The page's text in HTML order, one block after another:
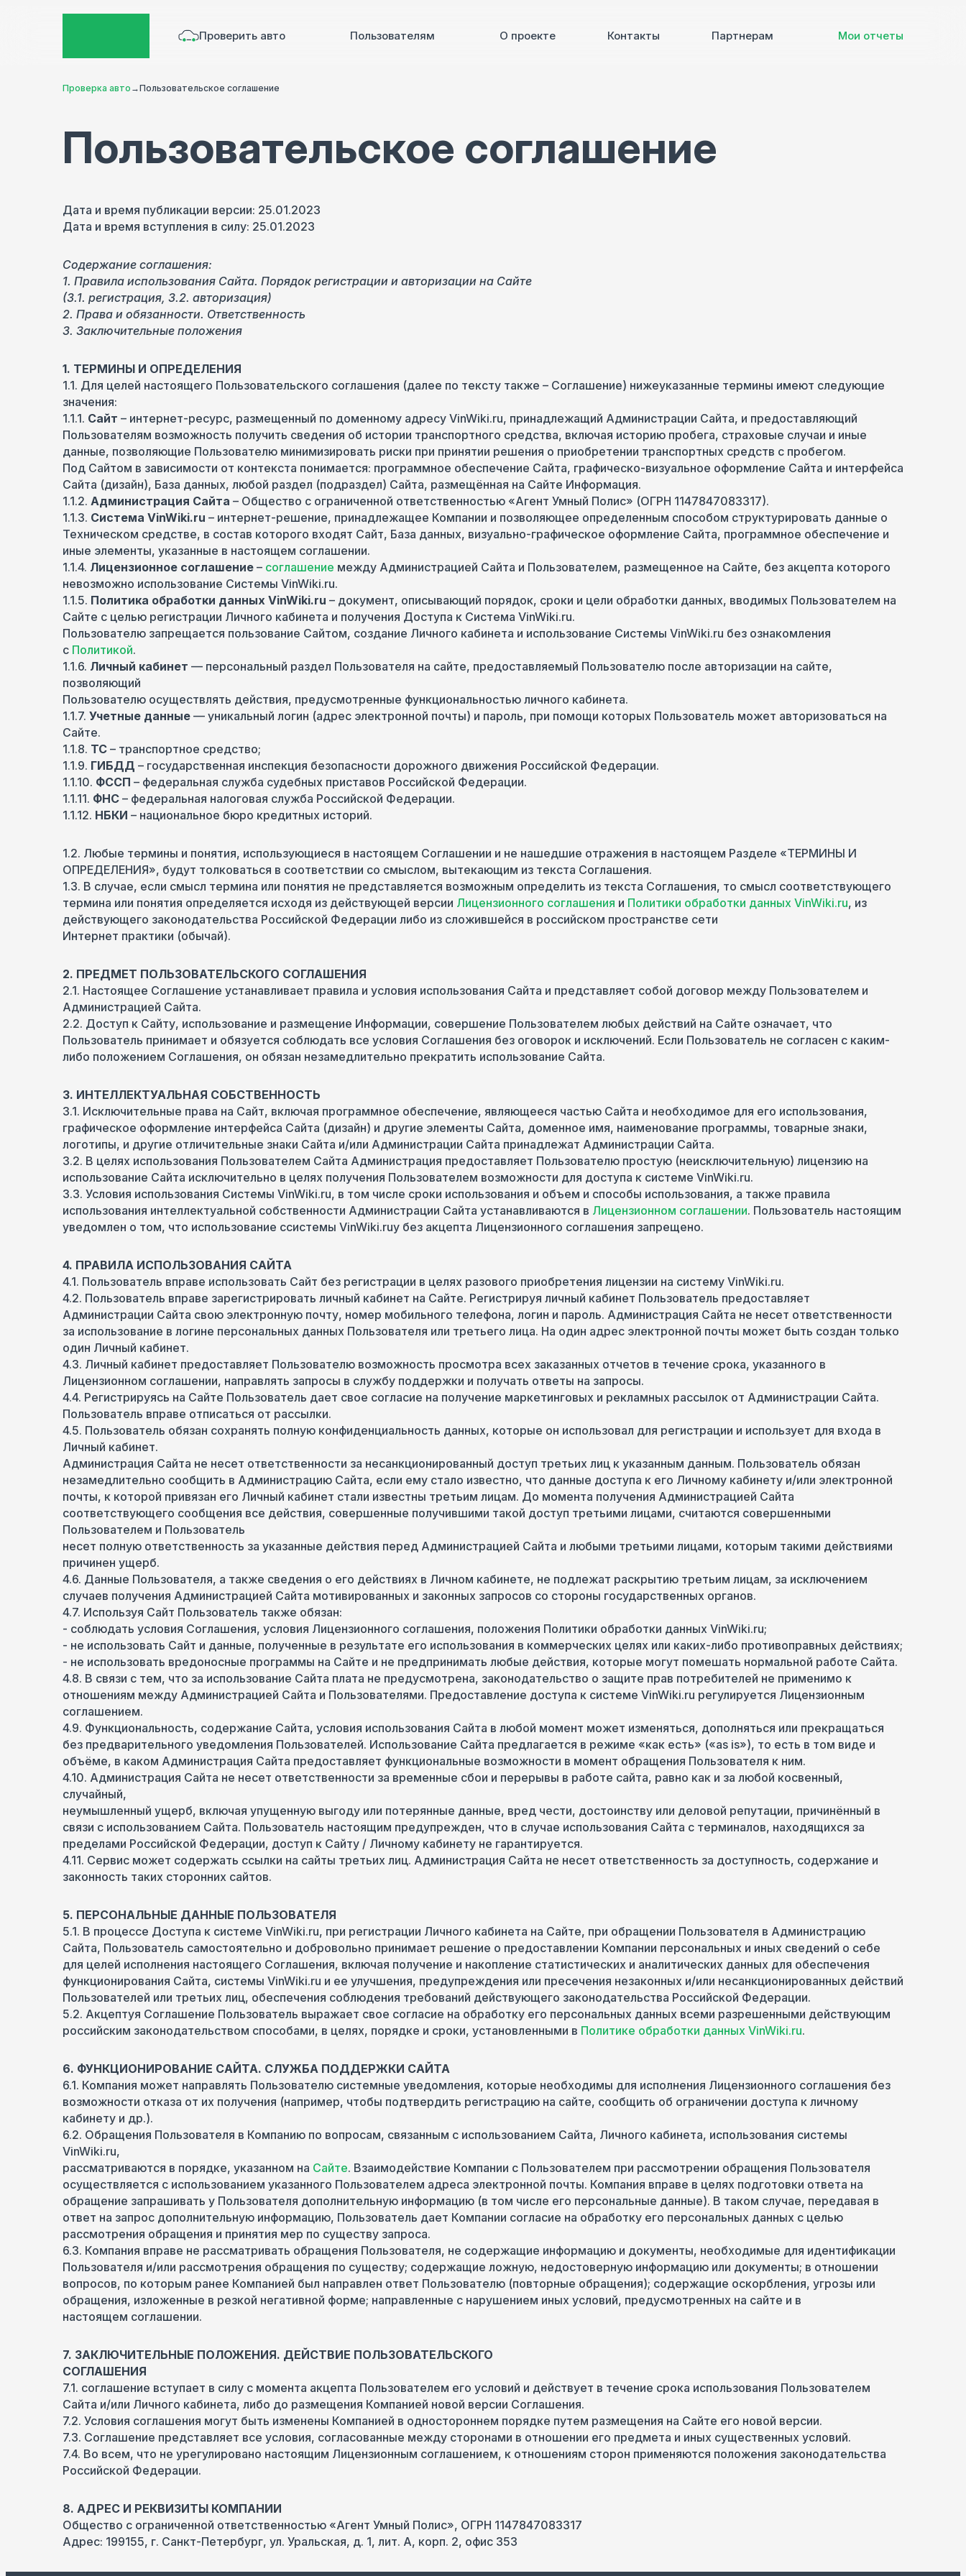
Проверить авто Пользователям О проекте Контакты Партнерам Мои отчеты
Проверка авто →Пользовательское соглашение
Пользовательское соглашение
Дата и время публикации версии: 25.01.2023
Дата и время вступления в силу: 25.01.2023
Содержание соглашения:
1. Правила использования Сайта. Порядок регистрации и авторизации на Сайте
(3.1. регистрация, 3.2. авторизация)
2. Права и обязанности. Ответственность
3. Заключительные положения
1. ТЕРМИНЫ И ОПРЕДЕЛЕНИЯ
1.1. Для целей настоящего Пользовательского соглашения (далее по тексту также – Соглашение) нижеуказанные термины имеют следующие
значения:
1.1.1. Сайт – интернет-ресурс, размещенный по доменному адресу VinWiki.ru, принадлежащий Администрации Сайта, и предоставляющий
Пользователям возможность получить сведения об истории транспортного средства, включая историю пробега, страховые случаи и иные
данные, позволяющие Пользователю минимизировать риски при принятии решения о приобретении транспортных средств с пробегом.
Под Сайтом в зависимости от контекста понимается: программное обеспечение Сайта, графическо-визуальное оформление Сайта и интерфейса
Сайта (дизайн), База данных, любой раздел (подраздел) Сайта, размещённая на Сайте Информация.
1.1.2. Администрация Сайта – Общество с ограниченной ответственностью «Агент Умный Полис» (ОГРН 1147847083317).
1.1.3. Система VinWiki.ru – интернет-решение, принадлежащее Компании и позволяющее определенным способом структурировать данные о
Техническом средстве, в состав которого входят Сайт, База данных, визуально-графическое оформление Сайта, программное обеспечение и
иные элементы, указанные в настоящем соглашении.
1.1.4. Лицензионное соглашение – соглашение между Администрацией Сайта и Пользователем, размещенное на Сайте, без акцепта которого
невозможно использование Системы VinWiki.ru.
1.1.5. Политика обработки данных VinWiki.ru – документ, описывающий порядок, сроки и цели обработки данных, вводимых Пользователем на
Сайте с целью регистрации Личного кабинета и получения Доступа к Система VinWiki.ru.
Пользователю запрещается пользование Сайтом, создание Личного кабинета и использование Системы VinWiki.ru без ознакомления
с Политикой.
1.1.6. Личный кабинет — персональный раздел Пользователя на сайте, предоставляемый Пользователю после авторизации на сайте,
позволяющий
Пользователю осуществлять действия, предусмотренные функциональностью личного кабинета.
1.1.7. Учетные данные — уникальный логин (адрес электронной почты) и пароль, при помощи которых Пользователь может авторизоваться на
Сайте.
1.1.8. ТС – транспортное средство;
1.1.9. ГИБДД – государственная инспекция безопасности дорожного движения Российской Федерации.
1.1.10. ФССП – федеральная служба судебных приставов Российской Федерации.
1.1.11. ФНС – федеральная налоговая служба Российской Федерации.
1.1.12. НБКИ – национальное бюро кредитных историй.
1.2. Любые термины и понятия, использующиеся в настоящем Соглашении и не нашедшие отражения в настоящем Разделе «ТЕРМИНЫ И
ОПРЕДЕЛЕНИЯ», будут толковаться в соответствии со смыслом, вытекающим из текста Соглашения.
1.3. В случае, если смысл термина или понятия не представляется возможным определить из текста Соглашения, то смысл соответствующего
термина или понятия определяется исходя из действующей версии Лицензионного соглашения и Политики обработки данных VinWiki.ru, из
действующего законодательства Российской Федерации либо из сложившейся в российском пространстве сети
Интернет практики (обычай).
2. ПРЕДМЕТ ПОЛЬЗОВАТЕЛЬСКОГО СОГЛАШЕНИЯ
2.1. Настоящее Соглашение устанавливает правила и условия использования Сайта и представляет собой договор между Пользователем и
Администрацией Сайта.
2.2. Доступ к Сайту, использование и размещение Информации, совершение Пользователем любых действий на Сайте означает, что
Пользователь принимает и обязуется соблюдать все условия Соглашения без оговорок и исключений. Если Пользователь не согласен с каким-
либо положением Соглашения, он обязан незамедлительно прекратить использование Сайта.
3. ИНТЕЛЛЕКТУАЛЬНАЯ СОБСТВЕННОСТЬ
3.1. Исключительные права на Сайт, включая программное обеспечение, являющееся частью Сайта и необходимое для его использования,
графическое оформление интерфейса Сайта (дизайн) и другие элементы Сайта, доменное имя, наименование программы, товарные знаки,
логотипы, и другие отличительные знаки Сайта и/или Администрации Сайта принадлежат Администрации Сайта.
3.2. В целях использования Пользователем Сайта Администрация предоставляет Пользователю простую (неисключительную) лицензию на
использование Сайта исключительно в целях получения Пользователем возможности для доступа к системе VinWiki.ru.
3.3. Условия использования Системы VinWiki.ru, в том числе сроки использования и объем и способы использования, а также правила
использования интеллектуальной собственности Администрации Сайта устанавливаются в Лицензионном соглашении. Пользователь настоящим
уведомлен о том, что использование cсистемы VinWiki.ruy без акцепта Лицензионного соглашения запрещено.
4. ПРАВИЛА ИСПОЛЬЗОВАНИЯ САЙТА
4.1. Пользователь вправе использовать Сайт без регистрации в целях разового приобретения лицензии на систему VinWiki.ru.
4.2. Пользователь вправе зарегистрировать личный кабинет на Сайте. Регистрируя личный кабинет Пользователь предоставляет
Администрации Сайта свою электронную почту, номер мобильного телефона, логин и пароль. Администрация Сайта не несет ответственности
за использование в логине персональных данных Пользователя или третьего лица. На один адрес электронной почты может быть создан только
один Личный кабинет.
4.3. Личный кабинет предоставляет Пользователю возможность просмотра всех заказанных отчетов в течение срока, указанного в
Лицензионном соглашении, направлять запросы в службу поддержки и получать ответы на запросы.
4.4. Регистрируясь на Сайте Пользователь дает свое согласие на получение маркетинговых и рекламных рассылок от Администрации Сайта.
Пользователь вправе отписаться от рассылки.
4.5. Пользователь обязан сохранять полную конфиденциальность данных, которые он использовал для регистрации и использует для входа в
Личный кабинет.
Администрация Сайта не несет ответственности за несанкционированный доступ третьих лиц к указанным данным. Пользователь обязан
незамедлительно сообщить в Администрацию Сайта, если ему стало известно, что данные доступа к его Личному кабинету и/или электронной
почты, к которой привязан его Личный кабинет стали известны третьим лицам. До момента получения Администрацией Сайта
соответствующего сообщения все действия, совершенные получившими такой доступ третьими лицами, считаются совершенными
Пользователем и Пользователь
несет полную ответственность за указанные действия перед Администрацией Сайта и любыми третьими лицами, которым такими действиями
причинен ущерб.
4.6. Данные Пользователя, а также сведения о его действиях в Личном кабинете, не подлежат раскрытию третьим лицам, за исключением
случаев получения Администрацией Сайта мотивированных и законных запросов со стороны государственных органов.
4.7. Используя Сайт Пользователь также обязан:
- соблюдать условия Соглашения, условия Лицензионного соглашения, положения Политики обработки данных VinWiki.ru;
- не использовать Сайт и данные, полученные в результате его использования в коммерческих целях или каких-либо противоправных действиях;
- не использовать вредоносные программы на Сайте и не предпринимать любые действия, которые могут помешать нормальной работе Сайта.
4.8. В связи с тем, что за использование Сайта плата не предусмотрена, законодательство о защите прав потребителей не применимо к
отношениям между Администрацией Сайта и Пользователями. Предоставление доступа к системе VinWiki.ru регулируется Лицензионным
соглашением.
4.9. Функциональность, содержание Сайта, условия использования Сайта в любой момент может изменяться, дополняться или прекращаться
без предварительного уведомления Пользователей. Использование Сайта предлагается в режиме «как есть» («as is»), то есть в том виде и
объёме, в каком Администрация Сайта предоставляет функциональные возможности в момент обращения Пользователя к ним.
4.10. Администрация Сайта не несет ответственности за временные сбои и перерывы в работе сайта, равно как и за любой косвенный,
случайный,
неумышленный ущерб, включая упущенную выгоду или потерянные данные, вред чести, достоинству или деловой репутации, причинённый в
связи с использованием Сайта. Пользователь настоящим предупрежден, что в случае использования Сайта с терминалов, находящихся за
пределами Российской Федерации, доступ к Сайту / Личному кабинету не гарантируется.
4.11. Сервис может содержать ссылки на сайты третьих лиц. Администрация Сайта не несет ответственность за доступность, содержание и
законность таких сторонних сайтов.
5. ПЕРСОНАЛЬНЫЕ ДАННЫЕ ПОЛЬЗОВАТЕЛЯ
5.1. В процессе Доступа к системе VinWiki.ru, при регистрации Личного кабинета на Сайте, при обращении Пользователя в Администрацию
Сайта, Пользователь самостоятельно и добровольно принимает решение о предоставлении Компании персональных и иных сведений о себе
для целей исполнения настоящего Соглашения, включая получение и накопление статистических и аналитических данных для обеспечения
функционирования Сайта, системы VinWiki.ru и ее улучшения, предупреждения или пресечения незаконных и/или несанкционированных действий
Пользователей или третьих лиц, обеспечения соблюдения требований действующего законодательства Российской Федерации.
5.2. Акцептуя Соглашение Пользователь выражает свое согласие на обработку его персональных данных всеми разрешенными действующим
российским законодательством способами, в целях, порядке и сроки, установленными в Политике обработки данных VinWiki.ru.
6. ФУНКЦИОНИРОВАНИЕ САЙТА. СЛУЖБА ПОДДЕРЖКИ САЙТА
6.1. Компания может направлять Пользователю системные уведомления, которые необходимы для исполнения Лицензионного соглашения без
возможности отказа от их получения (например, чтобы подтвердить регистрацию на сайте, сообщить об ограничении доступа к личному
кабинету и др.).
6.2. Обращения Пользователя в Компанию по вопросам, связанным с использованием Сайта, Личного кабинета, использования системы
VinWiki.ru,
рассматриваются в порядке, указанном на Сайте. Взаимодействие Компании с Пользователем при рассмотрении обращения Пользователя
осуществляется с использованием указанного Пользователем адреса электронной почты. Компания вправе в целях подготовки ответа на
обращение запрашивать у Пользователя дополнительную информацию (в том числе его персональные данные). В таком случае, передавая в
ответ на запрос дополнительную информацию, Пользователь дает Компании согласие на обработку его персональных данных с целью
рассмотрения обращения и принятия мер по существу запроса.
6.3. Компания вправе не рассматривать обращения Пользователя, не содержащие информацию и документы, необходимые для идентификации
Пользователя и/или рассмотрения обращения по существу; содержащие ложную, недостоверную информацию или документы; в отношении
вопросов, по которым ранее Компанией был направлен ответ Пользователю (повторные обращения); содержащие оскорбления, угрозы или
обращения, изложенные в резкой негативной форме; направленные с нарушением иных условий, предусмотренных на сайте и в
настоящем соглашении.
7. ЗАКЛЮЧИТЕЛЬНЫЕ ПОЛОЖЕНИЯ. ДЕЙСТВИЕ ПОЛЬЗОВАТЕЛЬСКОГО
СОГЛАШЕНИЯ
7.1. соглашение вступает в силу с момента акцепта Пользователем его условий и действует в течение срока использования Пользователем
Сайта и/или Личного кабинета, либо до размещения Компанией новой версии Соглашения.
7.2. Условия соглашения могут быть изменены Компанией в одностороннем порядке путем размещения на Сайте его новой версии.
7.3. Соглашение представляет все условия, согласованные между сторонами в отношении его предмета и иных существенных условий.
7.4. Во всем, что не урегулировано настоящим Лицензионным соглашением, к отношениям сторон применяются положения законодательства
Российской Федерации.
8. АДРЕС И РЕКВИЗИТЫ КОМПАНИИ
Общество с ограниченной ответственностью «Агент Умный Полис», ОГРН 1147847083317
Адрес: 199155, г. Санкт-Петербург, ул. Уральская, д. 1, лит. А, корп. 2, офис 353